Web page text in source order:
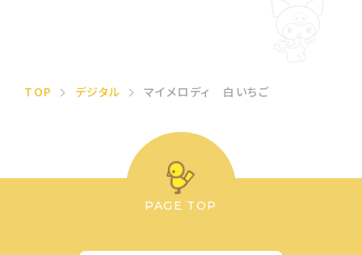
TOP デジタル マイメロディ 白いちご
PAGE TOP